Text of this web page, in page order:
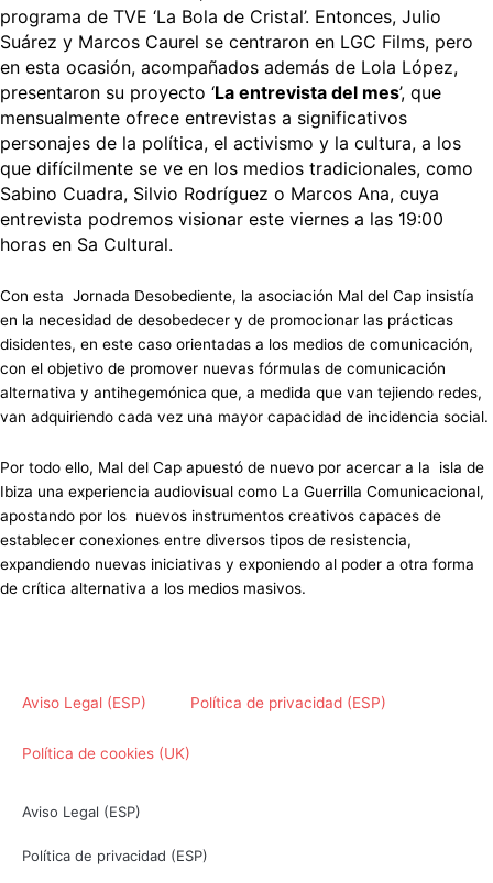
programa de TVE ‘La Bola de Cristal’. Entonces, Julio
Suárez y Marcos Caurel se centraron en LGC Films, pero
en esta ocasión, acompañados además de Lola López,
presentaron su proyecto ‘La entrevista del mes’, que
mensualmente ofrece entrevistas a significativos
personajes de la política, el activismo y la cultura, a los
que difícilmente se ve en los medios tradicionales, como
Sabino Cuadra, Silvio Rodríguez o Marcos Ana, cuya
entrevista podremos visionar este viernes a las 19:00
horas en Sa Cultural.
Con esta Jornada Desobediente, la asociación Mal del Cap insistía
en la necesidad de desobedecer y de promocionar las prácticas
disidentes, en este caso orientadas a los medios de comunicación,
con el objetivo de promover nuevas fórmulas de comunicación
alternativa y antihegemónica que, a medida que van tejiendo redes,
van adquiriendo cada vez una mayor capacidad de incidencia social.
Por todo ello, Mal del Cap apuestó de nuevo por acercar a la isla de
Ibiza una experiencia audiovisual como La Guerrilla Comunicacional,
apostando por los nuevos instrumentos creativos capaces de
establecer conexiones entre diversos tipos de resistencia,
expandiendo nuevas iniciativas y exponiendo al poder a otra forma
de crítica alternativa a los medios masivos.
Aviso Legal (ESP) Política de privacidad (ESP)
Política de cookies (UK)
Aviso Legal (ESP)
Política de privacidad (ESP)